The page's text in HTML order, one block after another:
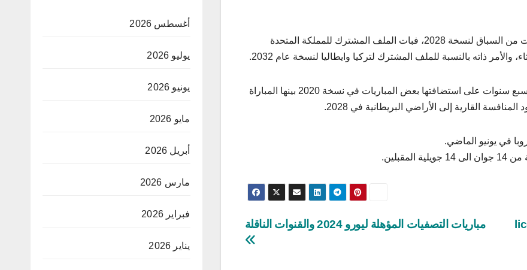
وكان الاتحاد الاوروبي أعلن الاربعاء الماضي ان تركيا انسحبت من السباق لنسخة 2028، فبات الملف المشترك للمملكة المتحدة
ذاته بالنسبة للملف المشترك لتركيا وايطاليا لنسخة عام 2032.
بعد مرور 32 عامًا على استضافة انقلترا نسخة 1996، وبعد سبع سنوات على استضافتها بعض المباريات في نسخة 2020 بينها المباراة
القارية إلى الأراضي البريطانية في 2028.
في يونيو الماضي.
مباريات التصفيات المؤهلة ليورو 2024 والقنوات الناقلة
أغسطس 2026
يوليو 2026
يونيو 2026
مايو 2026
أبريل 2026
مارس 2026
فبراير 2026
يناير 2026